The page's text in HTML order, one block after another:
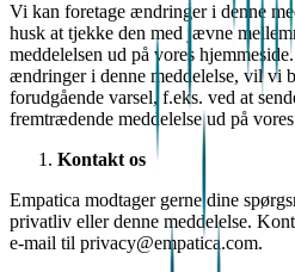
Vi kan foretage ændringer i denne
husk at tjekke den med jævne
meddelelsen ud på vores
ændringer i denne meddelelse, vil vi
forudgående varsel, f.eks. ved at
fremtrædende meddelelse ud på
Kontakt os
Empatica modtager gerne dine
privatliv eller denne meddelelse.
e-mail til privacy@empatica.com.